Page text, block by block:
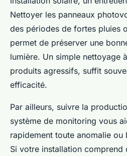
Nettoyer les panneaux
des périodes de fortes pluies
permet de préserver une
lumière. Un simple nettoyage
produits agressifs, suffit
efficacité.
Par ailleurs, suivre la
système de monitoring vous
rapidement toute anomalie ou
Si votre installation comprend